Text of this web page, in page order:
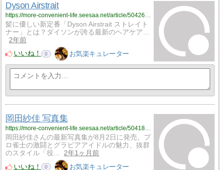
Dyson Airstrait
https://more-convenient-life.seesaa.net/article/504262459.html
髪に優しい新定番「Dyson Airstrait ストレイト
ナー」とは？ダイソンが誇る最新のヘアケア…
2年前
いいね！
0 お気楽キュレーター
岡田紗佳 写真集
https://more-convenient-life.seesaa.net/article/504187293.html
岡田紗佳さんの最新写真集が8月2日に発売。プ
ロ雀士の激闘とグラビアアイドルの魅力、抜群
のスタイル「役…
2年1ヶ月前
いいね！
0 お気楽キュレーター